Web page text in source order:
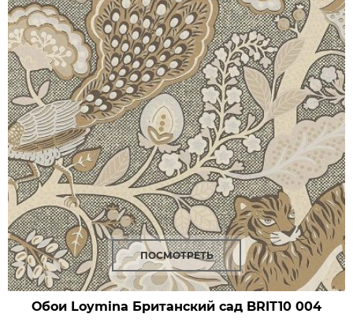
ПОСМОТРЕТЬ
Обои Loymina Британский сад BRIT10 004